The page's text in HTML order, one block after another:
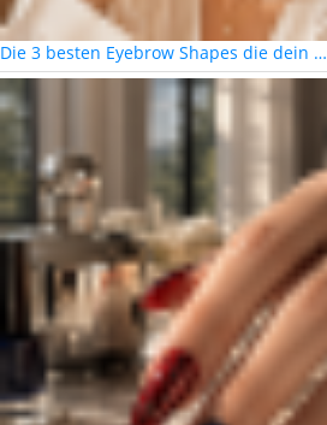
Die 3 besten Eyebrow Shapes die dein …